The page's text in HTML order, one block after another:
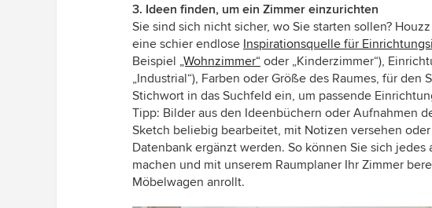
3. Ideen finden, um ein Zimmer einzurichten
Sie sind sich nicht sicher, wo Sie starten sollen?
eine schier endlose Inspirationsquelle für
Beispiel „Wohnzimmer“ oder „Kinderzimmer“),
„Industrial“), Farben oder Größe des Raumes, für
Stichwort in das Suchfeld ein, um passende
Tipp: Bilder aus den Ideenbüchern oder Aufnahmen
Sketch beliebig bearbeitet, mit Notizen versehen
Datenbank ergänzt werden. So können Sie sich
machen und mit unserem Raumplaner Ihr Zimmer
Möbelwagen anrollt.